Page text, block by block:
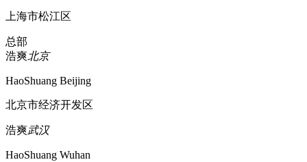
上海市松江区
总部
浩爽北京
HaoShuang Beijing
北京市经济开发区
浩爽武汉
HaoShuang Wuhan